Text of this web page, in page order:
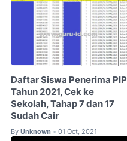
Daftar Siswa Penerima PIP
Tahun 2021, Cek ke
Sekolah, Tahap 7 dan 17
Sudah Cair
By Unknown • 01 Oct, 2021